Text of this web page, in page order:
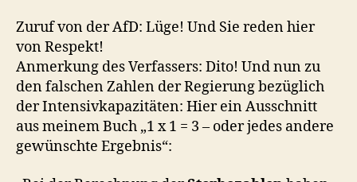
Zuruf von der AfD: Lüge! Und Sie reden hier
von Respekt!
Anmerkung des Verfassers: Dito! Und nun zu
den falschen Zahlen der Regierung bezüglich
der Intensivkapazitäten: Hier ein Ausschnitt
aus meinem Buch „1 x 1 = 3 – oder jedes andere
gewünschte Ergebnis“: